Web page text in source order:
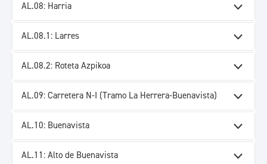
AL.08: Harria
AL.08.1: Larres
AL.08.2: Roteta Azpikoa
AL.09: Carretera N-I (Tramo La Herrera-Buenavista)
AL.10: Buenavista
AL.11: Alto de Buenavista